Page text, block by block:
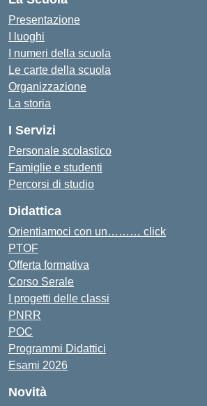
Presentazione
I luoghi
I numeri della scuola
Le carte della scuola
Organizzazione
La storia
I Servizi
Personale scolastico
Famiglie e studenti
Percorsi di studio
Didattica
Orientiamoci con un……… click
PTOF
Offerta formativa
Corso Serale
I progetti delle classi
PNRR
POC
Programmi Didattici
Esami 2026
Novità